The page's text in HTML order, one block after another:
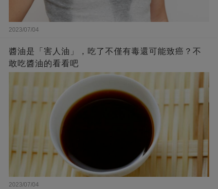
2023/07/04
醬油是「害人油」，吃了不僅有毒還可能致癌？不
敢吃醬油的看看吧
2023/07/04